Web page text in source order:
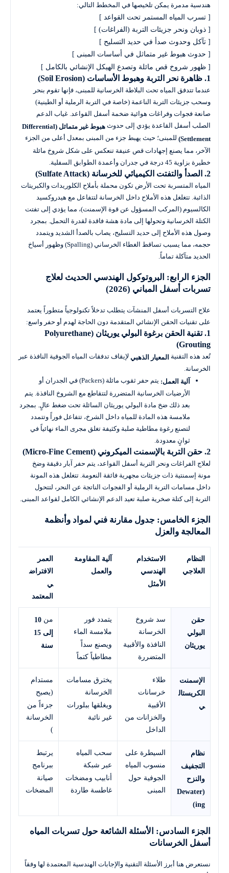
هندسية مدمرة يمكن تلخيصها في المخطط التالي:
[ ظهور شروخ قص مائلة وتصدع الهيكل الإنشائي بالكامل ]
1. ظاهرة نحر التربة وهبوط الأساسات (Soil Erosion)
عندما تتدفق المياه تحت البلاطة الخرسانية للمبنى، فإنها تقوم بنحر
وسحب جزيئات التربة الناعمة (خاصة في التربة الرملية أو الطينية)
صانعة فجوات وفراغات هوائية ضخمة أسفل القواعد. غياب الدعم
الصلب أسفل القاعدة يؤدي إلى حدوث
هبوط غير متماثل (Differential
Settlement) للمبنى؛ حيث يهبط جزء من المبنى بمعدل أعلى من الجزء
الآخر، مما يصنع إجهادات قص عنيفة تنعكس على شكل شروخ مائلة
خطيرة بزاوية 45 درجة في جدران وأعمدة الطوابق السفلية.
2. الصدأ والتفتت الكيميائي للخرسانة (Sulfate Attack)
المياه المتسربة تحت الأرض تكون محملة بأملاح الكلوريدات والكبريتات
الذائبة. تتغلغل هذه الأملاح داخل الخرسانة لتتفاعل مع هيدروكسيد
الكالسيوم (المركب المسؤول عن قوة الإسمنت)، مما يؤدي إلى تفتت
الكتلة الخرسانية وتحولها إلى مادة هشة فاقدة لقدرة التحمل. بمجرد
وصول هذه الأملاح إلى حديد التسليح، يصاب بالصدأ الشديد ويتمدد
حجمه، مما يسبب تساقط الغطاء الخرساني (Spalling) وظهور أسياخ
الحديد متآكلة تماماً.
الجزء الرابع: البروتوكول الهندسي الحديث لعلاج
تسربات أسفل المباني (2026)
علاج التسربات أسفل المنشآت يتطلب تدخلاً تكنولوجياً متطوراً يعتمد
على تقنيات الحقن الإنشائي المتقدمة دون الحاجة لهدم أو حفر واسع:
1. تقنية الحقن برغوة البولي يوريثان (Polyurethane
Grouting)
تُعد هذه التقنية المعيار الذهبي لإيقاف تدفقات المياه الجوفية النافذة عبر
الخرسانة.
آلية العمل:
يتم حفر ثقوب مائلة (Packers) في الجدران أو
الأرضيات الخرسانية المتضررة لتتقاطع مع الشروخ النافذة. يتم
بعد ذلك ضخ مادة البولي يوريثان السائلة تحت ضغط عالٍ. بمجرد
ملامسة هذه المادة للمياه داخل الشرخ، تتفاعل فوراً وتتمدد
لتصنع رغوة مطاطية صلبة وكثيفة تغلق مجرى الماء نهائياً في
ثوانٍ معدودة.
2. حقن التربة بالإسمنت الميكروني (Micro-Fine Cement)
لعلاج الفراغات ونحر التربة أسفل القواعد، يتم حفر آبار دقيقة وضخ
مونة إسمنتية ذات جزيئات مجهرية فائقة النعومة. تتغلغل هذه المونة
داخل مسامات التربة الرملية أو الفجوات الناتجة عن النحر، لتتحول
التربة إلى كتلة صخرية صلبة تعيد الدعم الإنشائي الكامل لقواعد المبنى.
الجزء الخامس: جدول مقارنة فني لمواد وأنظمة
المعالجة والعزل
النظام
العلاجي
الاستخدام
الهندسي
الأمثل
آلية المقاومة
والعمل
العمر
الافتراض
ي
المعتمد
حقن
البولي
يوريثان
سد شروخ
الخرسانة
النافذة والأقبية
المتضررة
يتمدد فور
ملامسة الماء
ويصنع سداً
مطاطياً كتماً
من10
إلى 15
سنة
الإسمنت
الكريستال
ي
طلاء
خرسانات
الأقبية
والخزانات من
الداخل
يخترق مسامات
الخرسانة
ويغلقها ببلورات
غير نائبة
مستدام
(يصبح
جزءاً من
الخرسانة
)
نظام
التجفيف
والنزح
(Dewater
ing)
السيطرة على
منسوب المياه
الجوفية حول
المبنى
سحب المياه
عبر شبكة
أنابيب ومضخات
غاطسة طاردة
يرتبط
ببرنامج
صيانة
المضخات
الجزء السادس: الأسئلة الشائعة حول تسربات المياه
أسفل الخرسانات
نستعرض هنا أبرز الأسئلة التقنية والإجابات الهندسية المعتمدة لها وفقاً